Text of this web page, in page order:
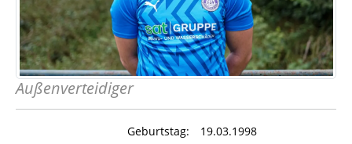
Außenverteidiger
Geburtstag:
19.03.1998